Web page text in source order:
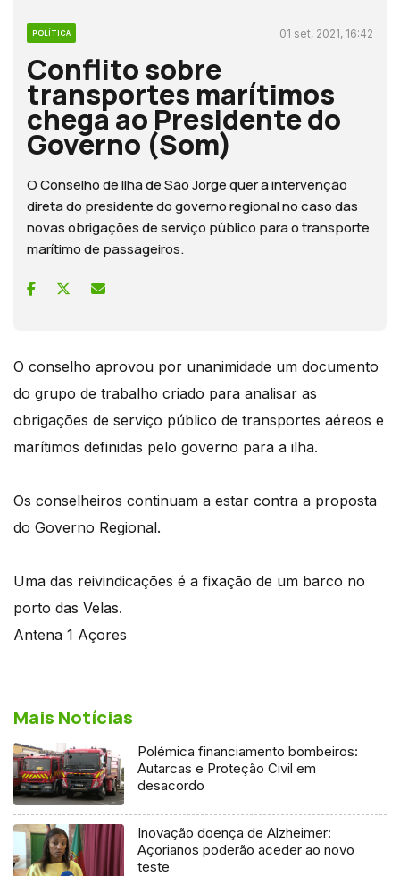
POLÍTICA 01 set, 2021, 16:42
Conflito sobre
transportes marítimos
chega ao Presidente do
Governo (Som)
O Conselho de Ilha de São Jorge quer a intervenção
direta do presidente do governo regional no caso das
novas obrigações de serviço público para o transporte
marítimo de passageiros.
O conselho aprovou por unanimidade um documento
do grupo de trabalho criado para analisar as
obrigações de serviço público de transportes aéreos e
marítimos definidas pelo governo para a ilha.
Os conselheiros continuam a estar contra a proposta
do Governo Regional.
Uma das reivindicações é a fixação de um barco no
porto das Velas.
Antena 1 Açores
Mais Notícias
Polémica financiamento bombeiros:
Autarcas e Proteção Civil em
desacordo
Inovação doença de Alzheimer:
Açorianos poderão aceder ao novo
teste